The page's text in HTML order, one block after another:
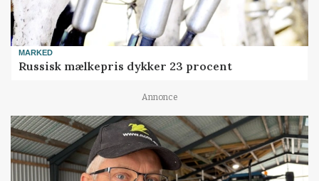
MARKED
Russisk mælkepris dykker 23 procent
Annonce